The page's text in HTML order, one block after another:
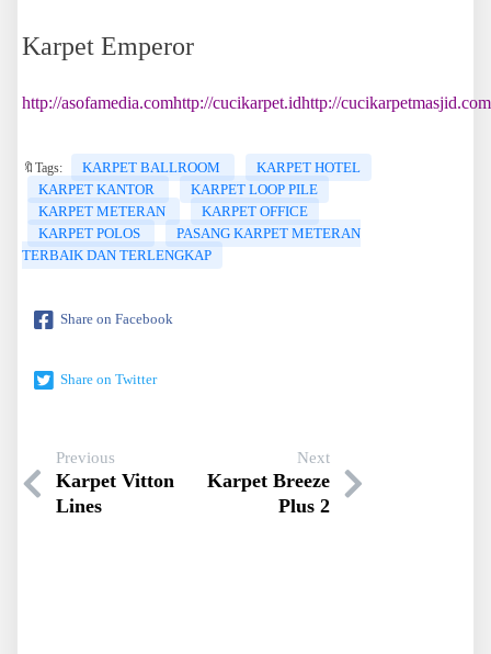
Karpet Emperor
http://asofamedia.comhttp://cucikarpet.idhttp://cucikarpetmasjid.com
🔖Tags: KARPET BALLROOM
KARPET HOTEL
KARPET KANTOR
KARPET LOOP PILE
KARPET METERAN
KARPET OFFICE
KARPET POLOS
PASANG KARPET METERAN
TERBAIK DAN TERLENGKAP
Share on Facebook
Share on Twitter
Previous
Karpet Vitton
Lines
Next
Karpet Breeze
Plus 2